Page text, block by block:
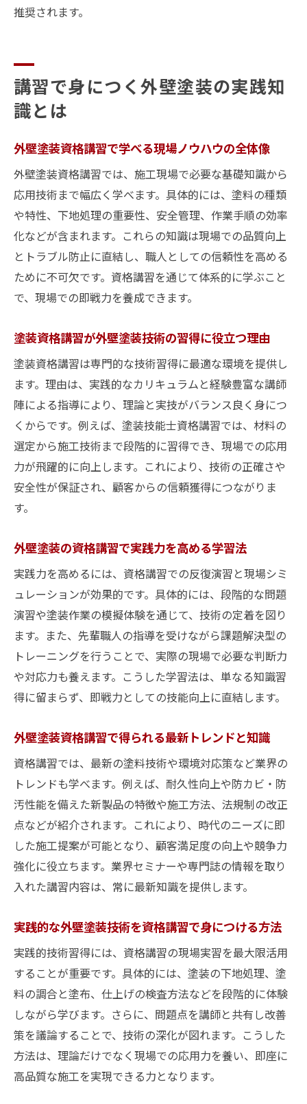
推奨されます。
講習で身につく外壁塗装の実践知
識とは
外壁塗装資格講習で学べる現場ノウハウの全体像
外壁塗装資格講習では、施工現場で必要な基礎知識から
応用技術まで幅広く学べます。具体的には、塗料の種類
や特性、下地処理の重要性、安全管理、作業手順の効率
化などが含まれます。これらの知識は現場での品質向上
とトラブル防止に直結し、職人としての信頼性を高める
ために不可欠です。資格講習を通じて体系的に学ぶこと
で、現場での即戦力を養成できます。
塗装資格講習が外壁塗装技術の習得に役立つ理由
塗装資格講習は専門的な技術習得に最適な環境を提供し
ます。理由は、実践的なカリキュラムと経験豊富な講師
陣による指導により、理論と実技がバランス良く身につ
くからです。例えば、塗装技能士資格講習では、材料の
選定から施工技術まで段階的に習得でき、現場での応用
力が飛躍的に向上します。これにより、技術の正確さや
安全性が保証され、顧客からの信頼獲得につながりま
す。
外壁塗装の資格講習で実践力を高める学習法
実践力を高めるには、資格講習での反復演習と現場シミ
ュレーションが効果的です。具体的には、段階的な問題
演習や塗装作業の模擬体験を通じて、技術の定着を図り
ます。また、先輩職人の指導を受けながら課題解決型の
トレーニングを行うことで、実際の現場で必要な判断力
や対応力も養えます。こうした学習法は、単なる知識習
得に留まらず、即戦力としての技能向上に直結します。
外壁塗装資格講習で得られる最新トレンドと知識
資格講習では、最新の塗料技術や環境対応策など業界の
トレンドも学べます。例えば、耐久性向上や防カビ・防
汚性能を備えた新製品の特徴や施工方法、法規制の改正
点などが紹介されます。これにより、時代のニーズに即
した施工提案が可能となり、顧客満足度の向上や競争力
強化に役立ちます。業界セミナーや専門誌の情報を取り
入れた講習内容は、常に最新知識を提供します。
実践的な外壁塗装技術を資格講習で身につける方法
実践的技術習得には、資格講習の現場実習を最大限活用
することが重要です。具体的には、塗装の下地処理、塗
料の調合と塗布、仕上げの検査方法などを段階的に体験
しながら学びます。さらに、問題点を講師と共有し改善
策を議論することで、技術の深化が図れます。こうした
方法は、理論だけでなく現場での応用力を養い、即座に
高品質な施工を実現できる力となります。